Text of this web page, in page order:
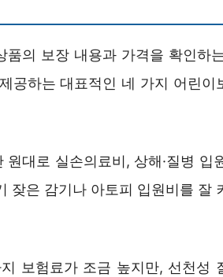
의 보장 내용과 가격을 확인하
공하는 대표적인 네 가지 어린이
대로 실손의료비, 상해·질병 입
잦은 감기나 아토피 입원비를 잘
보험료가 조금 높지만, 선천성